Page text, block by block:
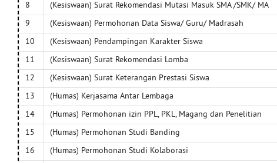
8
(Kesiswaan) Surat Rekomendasi Mutasi Masuk SMA /SMK/ MA
9
(Kesiswaan) Permohonan Data Siswa/ Guru/ Madrasah
10
(Kesiswaan) Pendampingan Karakter Siswa
11
(Kesiswaan) Surat Rekomendasi Lomba
12
(Kesiswaan) Surat Keterangan Prestasi Siswa
13
(Humas) Kerjasama Antar Lembaga
14
(Humas) Permohonan izin PPL, PKL, Magang dan Penelitian
15
(Humas) Permohonan Studi Banding
16
(Humas) Permohonan Studi Kolaborasi